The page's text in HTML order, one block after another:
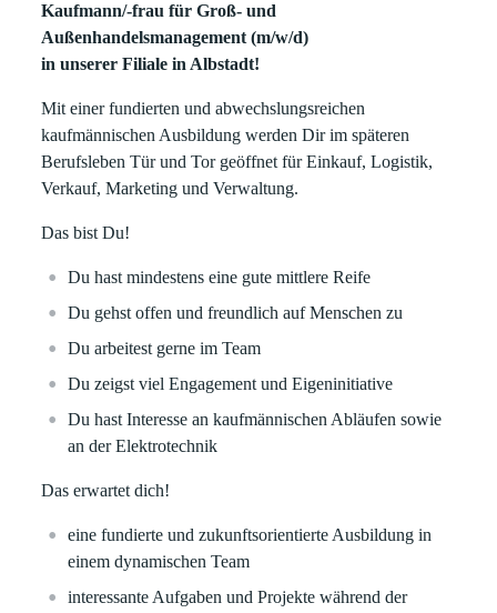
Kaufmann/-frau für Groß- und
Außenhandelsmanagement (m/w/d)
in unserer Filiale in Albstadt!
Mit einer fundierten und abwechslungsreichen
kaufmännischen Ausbildung werden Dir im späteren
Berufsleben Tür und Tor geöffnet für Einkauf, Logistik,
Verkauf, Marketing und Verwaltung.
Das bist Du!
Du hast mindestens eine gute mittlere Reife
Du gehst offen und freundlich auf Menschen zu
Du arbeitest gerne im Team
Du zeigst viel Engagement und Eigeninitiative
Du hast Interesse an kaufmännischen Abläufen sowie
an der Elektrotechnik
Das erwartet dich!
eine fundierte und zukunftsorientierte Ausbildung in
einem dynamischen Team
interessante Aufgaben und Projekte während der